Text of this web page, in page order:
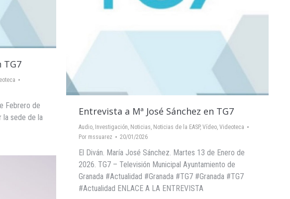
TG7
Febrero de
la sede de la
Entrevista a Mª José Sánchez en TG7
Audio, Investigación, Noticias, Noticias de la EASP, Vídeo, Videoteca
Por mssuarez 20/01/2026
El Diván. María José Sánchez. Martes 13 de Enero de
2026. TG7 – Televisión Municipal Ayuntamiento de
Granada #Actualidad #Granada #TG7 #Granada #TG7
#Actualidad ENLACE A LA ENTREVISTA